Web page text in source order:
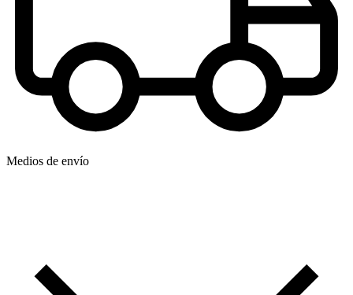
Medios de envío